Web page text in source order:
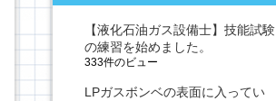
【液化石油ガス設備士】技能試験
の練習を始めました。
333件のビュー
LPガスボンベの表面に入ってい